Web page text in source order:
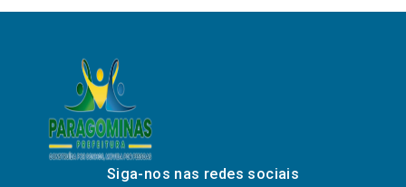
Siga-nos nas redes sociais